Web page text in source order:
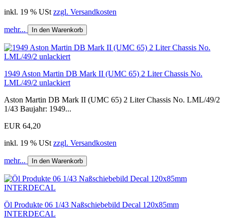
inkl. 19 % USt zzgl. Versandkosten
mehr... In den Warenkorb
1949 Aston Martin DB Mark II (UMC 65) 2 Liter Chassis No.
LML/49/2 unlackiert
Aston Martin DB Mark II (UMC 65) 2 Liter Chassis No. LML/49/2
1/43 Baujahr: 1949...
EUR 64,20
inkl. 19 % USt zzgl. Versandkosten
mehr... In den Warenkorb
Öl Produkte 06 1/43 Naßschiebebild Decal 120x85mm
INTERDECAL